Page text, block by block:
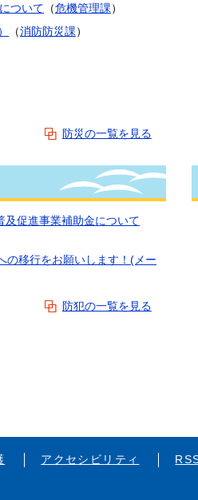
ついて （危機管理課）
（消防防災課）
防災の一覧を見る
促進事業補助金について
の移行をお願いします！(メー
防犯の一覧を見る
アクセシビリティ